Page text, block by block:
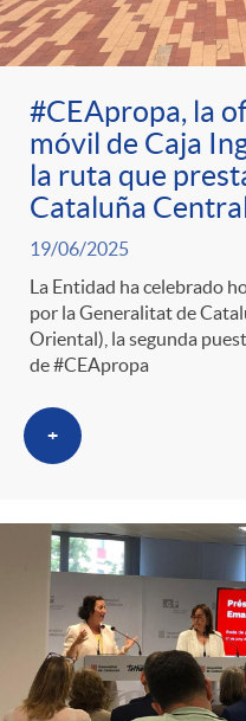
#CEApropa, la
móvil de Caja
la ruta que
Cataluña
19/06/2025
La Entidad ha celebrado
por la Generalitat de
Oriental), la segunda
de #CEApropa
+